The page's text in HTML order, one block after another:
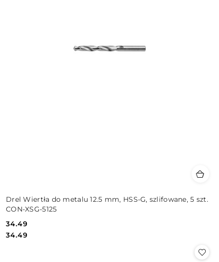
Drel Wiertła do metalu 12.5 mm, HSS-G, szlifowane, 5 szt.
CON-XSG-5125
Cena:
34.49
Cena:
34.49